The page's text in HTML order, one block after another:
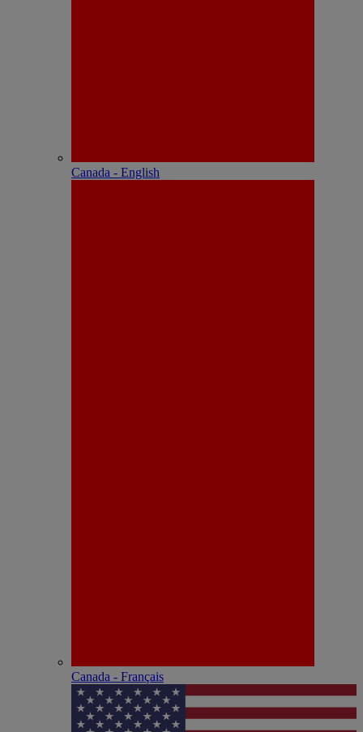
Canada - English
Canada - Français